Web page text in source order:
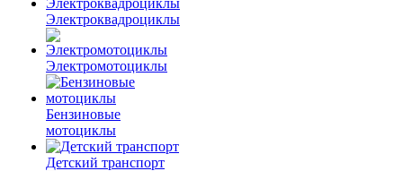
Электроквадроциклы
Электромотоциклы
Бензиновые
мотоциклы
Детский транспорт